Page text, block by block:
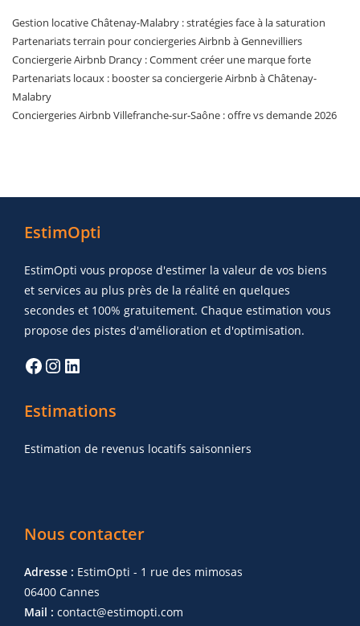
Gestion locative Châtenay-Malabry : stratégies face à la saturation
Partenariats terrain pour conciergeries Airbnb à Gennevilliers
Conciergerie Airbnb Drancy : Comment créer une marque forte
Partenariats locaux : booster sa conciergerie Airbnb à Châtenay-
Malabry
Conciergeries Airbnb Villefranche-sur-Saône : offre vs demande 2026
EstimOpti
EstimOpti vous propose d'estimer la valeur de vos biens
et services au plus près de la réalité en quelques
secondes et 100% gratuitement. Chaque estimation vous
propose des pistes d'amélioration et d'optimisation.
Estimations
Estimation de revenus locatifs saisonniers
Nous contacter
Adresse : EstimOpti - 1 rue des mimosas
06400 Cannes
Mail : contact@estimopti.com